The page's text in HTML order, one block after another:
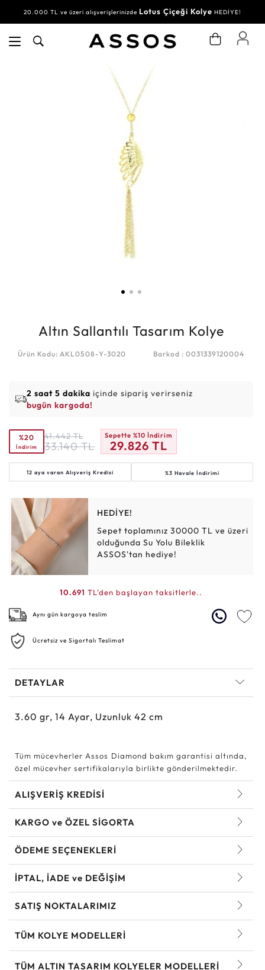
20.000 TL ve üzeri alışverişlerinizde Lotus Çiçeği Kolye HEDİYE!
Altın Sallantılı Tasarım Kolye
Ürün Kodu: AKL0508-Y-3020 Barkod : 0031339120004
2 saat 5 dakika içinde sipariş verirseniz
bugün kargoda!
%20
İndirim
41.442 TL
33.140 TL
Sepette %10 İndirim
29.826 TL
12 aya varan Alışveriş Kredisi %3 Havale İndirimi
HEDİYE!
Sepet toplamınız 30000 TL ve üzeri
olduğunda Su Yolu Bileklik
ASSOS'tan hediye!
10.691 TL'den başlayan taksitlerle..
Aynı gün kargoya teslim
Ücretsiz ve Sigortalı Teslimat
DETAYLAR
3.60 gr, 14 Ayar, Uzunluk 42 cm
Tüm mücevherler Assos Diamond bakım garantisi altında,
özel mücevher sertifikalarıyla birlikte gönderilmektedir.
ALIŞVERİŞ KREDİSİ
KARGO ve ÖZEL SİGORTA
ÖDEME SEÇENEKLERİ
İPTAL, İADE ve DEĞİŞİM
SATIŞ NOKTALARIMIZ
TÜM KOLYE MODELLERI
TÜM ALTIN TASARIM KOLYELER MODELLERI